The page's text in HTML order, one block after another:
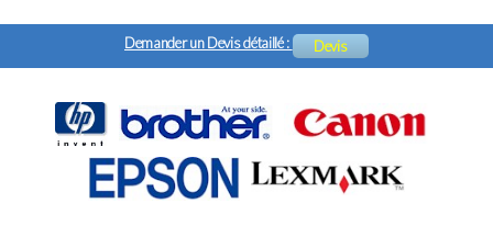
Demander un Devis détaillé : Devis